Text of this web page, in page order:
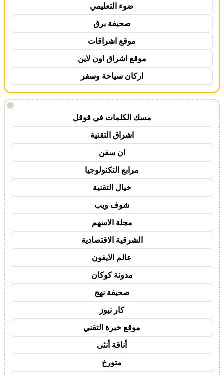
ضوء التعليمي
صحيفة برق
موقع اشراقات
موقع اشراق اون لاين
اركان سياحة وسفر
!
مسك الكلمات في قوقل
اشراق التقنية
ان سفن
مرابع التكنولوجيا
خيال التقنية
شوف ويب
مجلة الاسهم
الشرقية الاقتصادية
عالم الايفون
مدونة كوكان
صحيفة نهج
كار نيوز
موقع خبرة التقني
أناقة أنثى
متورخ